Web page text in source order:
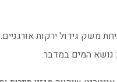
משק גידול ירקות אורגניים.